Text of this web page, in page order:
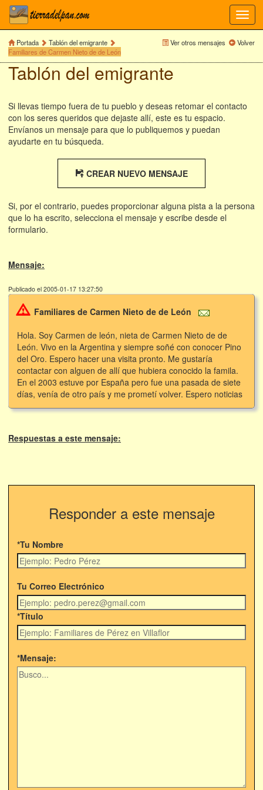
Portada
Tablón del emigrante
Familiares de Carmen Nieto de de León
Ver otros mensajes Volver
Tablón del emigrante
Si llevas tiempo fuera de tu pueblo y deseas retomar el contacto
con los seres queridos que dejaste allí, este es tu espacio.
Envíanos un mensaje para que lo publiquemos y puedan
ayudarte en tu búsqueda.
CREAR NUEVO MENSAJE
Si, por el contrario, puedes proporcionar alguna pista a la persona
que lo ha escrito, selecciona el mensaje y escribe desde el
formulario.
Mensaje:
Publicado el 2005-01-17 13:27:50
Familiares de Carmen Nieto de de León
Hola. Soy Carmen de león, nieta de Carmen Nieto de de
León. Vivo en la Argentina y siempre soñé con conocer Pino
del Oro. Espero hacer una visita pronto. Me gustaría
contactar con alguen de allí que hubiera conocido la famila.
En el 2003 estuve por España pero fue una pasada de siete
días, venía de otro país y me prometí volver. Espero noticias
Respuestas a este mensaje:
Responder a este mensaje
*Tu Nombre
Tu Correo Electrónico
*Título
*Mensaje: